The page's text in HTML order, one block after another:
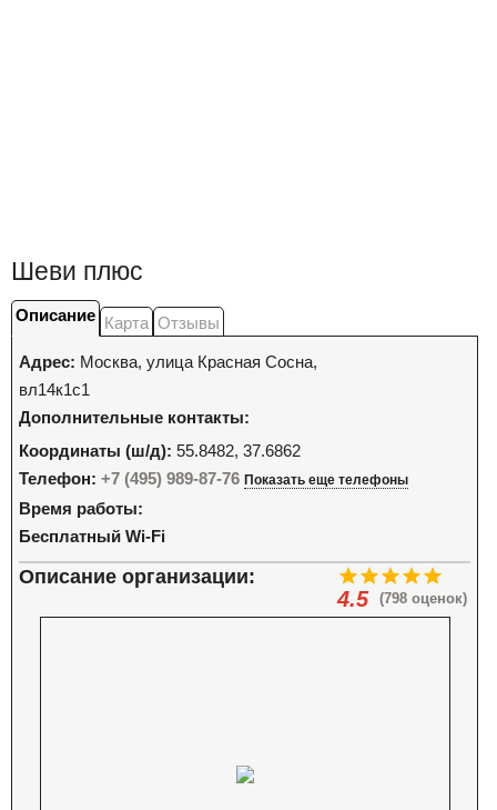
Шеви плюс
Описание Карта Отзывы
Адрес: Москва, улица Красная Сосна,
вл14к1с1
Дополнительные контакты:
Координаты (ш/д): 55.8482, 37.6862
Телефон: +7 (495) 989-87-76 Показать еще телефоны
Время работы:
Бесплатный Wi-Fi
(798 оценок)
4.5
Описание организации: